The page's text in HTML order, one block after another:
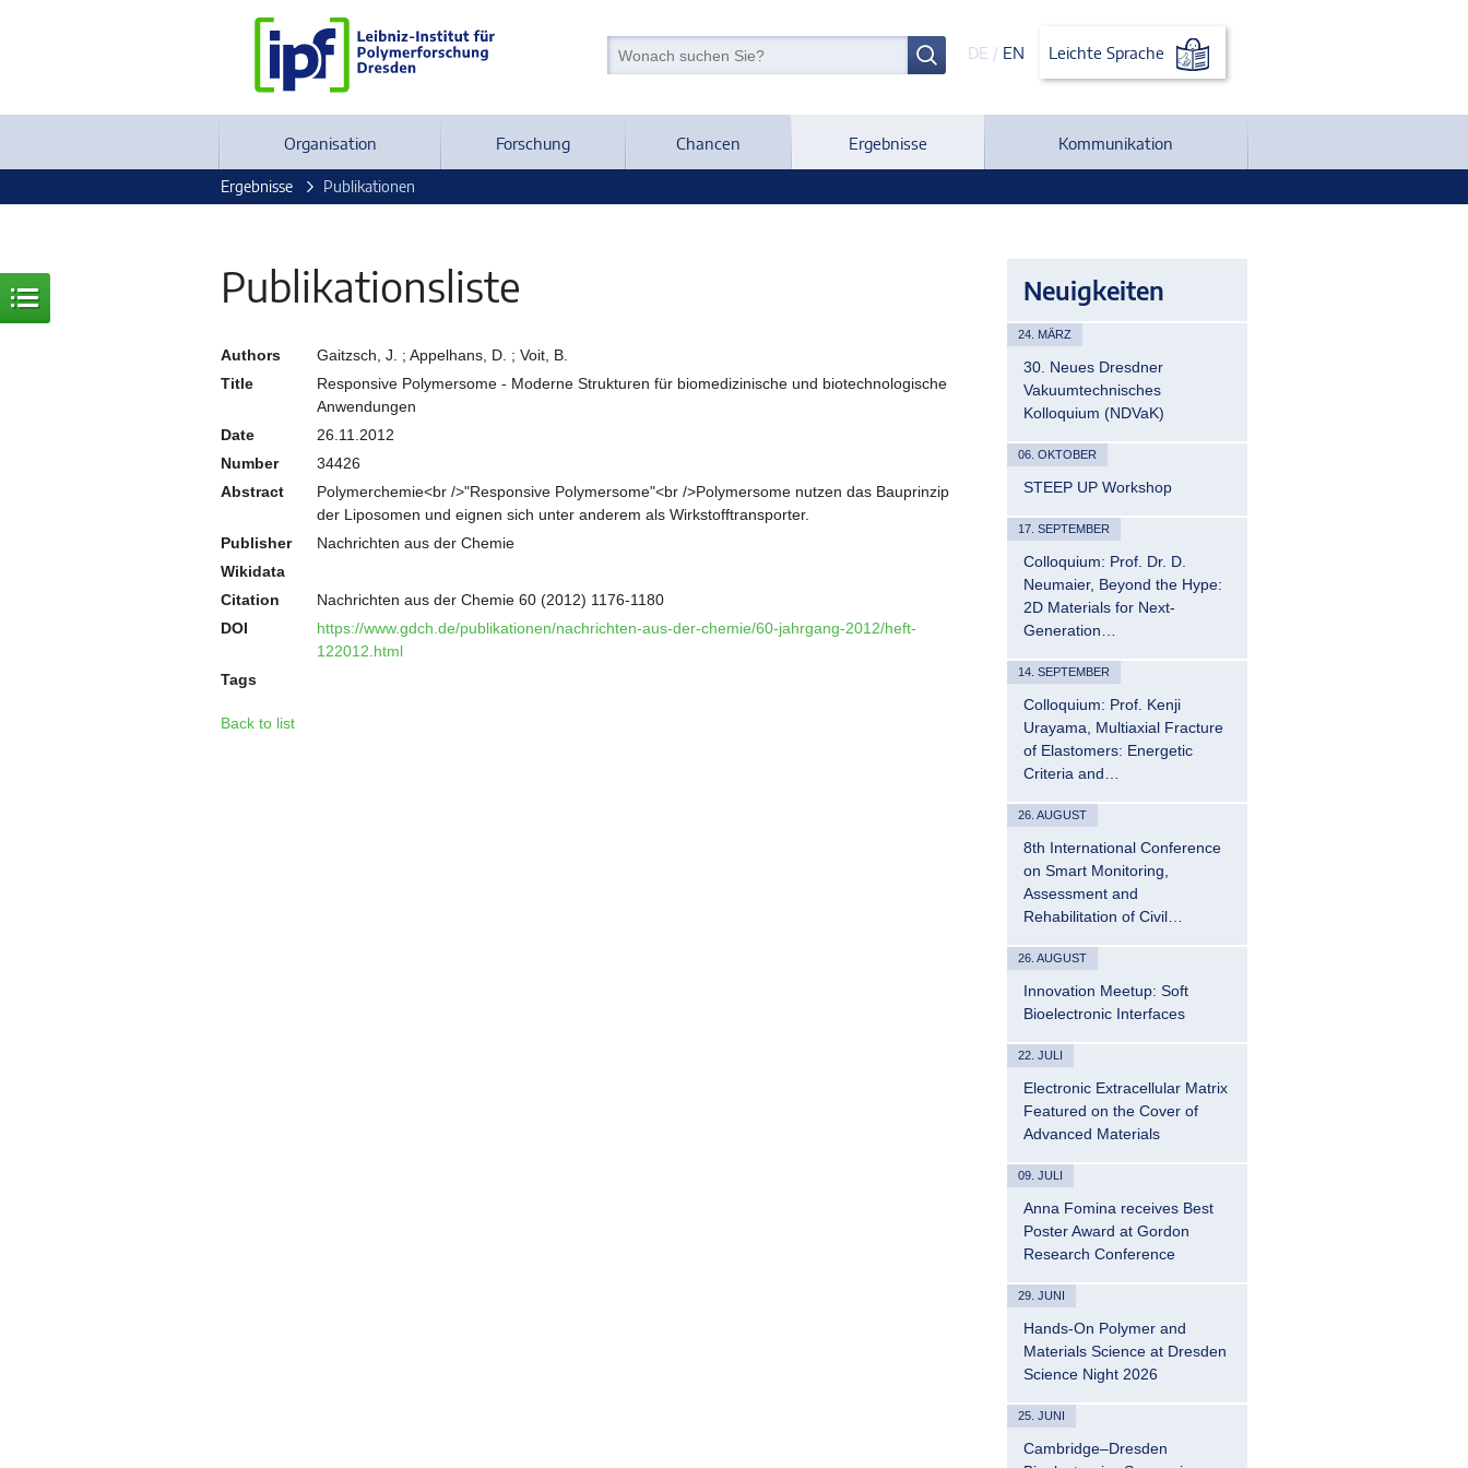
DE / EN Leichte Sprache
Organisation Forschung Chancen Ergebnisse Kommunikation
Ergebnisse Publikationen
Publikationsliste
Authors
Gaitzsch, J. ; Appelhans, D. ; Voit, B.
Title
Responsive Polymersome - Moderne Strukturen für biomedizinische und biotechnologische
Anwendungen
Date
26.11.2012
Number
34426
Abstract
Polymerchemie<br />"Responsive Polymersome"<br />Polymersome nutzen das Bauprinzip
der Liposomen und eignen sich unter anderem als Wirkstofftransporter.
Publisher
Nachrichten aus der Chemie
Wikidata
Citation
Nachrichten aus der Chemie 60 (2012) 1176-1180
DOI
https://www.gdch.de/publikationen/nachrichten-aus-der-chemie/60-jahrgang-2012/heft-
122012.html
Tags
Back to list
Neuigkeiten
24. MÄRZ
30. Neues Dresdner
Vakuumtechnisches
Kolloquium (NDVaK)
06. OKTOBER
STEEP UP Workshop
17. SEPTEMBER
Colloquium: Prof. Dr. D.
Neumaier, Beyond the Hype:
2D Materials for Next-
Generation…
14. SEPTEMBER
Colloquium: Prof. Kenji
Urayama, Multiaxial Fracture
of Elastomers: Energetic
Criteria and…
26. AUGUST
8th International Conference
on Smart Monitoring,
Assessment and
Rehabilitation of Civil…
26. AUGUST
Innovation Meetup: Soft
Bioelectronic Interfaces
22. JULI
Electronic Extracellular Matrix
Featured on the Cover of
Advanced Materials
09. JULI
Anna Fomina receives Best
Poster Award at Gordon
Research Conference
29. JUNI
Hands-On Polymer and
Materials Science at Dresden
Science Night 2026
25. JUNI
Cambridge–Dresden